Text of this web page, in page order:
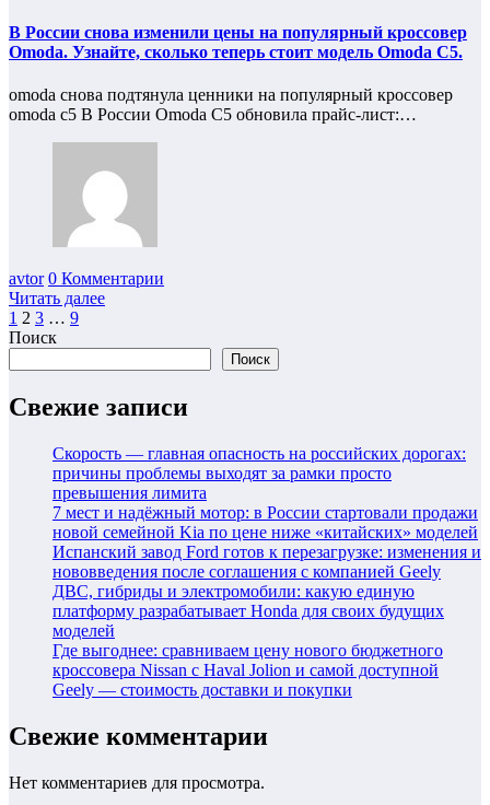
В России снова изменили цены на популярный кроссовер
Omoda. Узнайте, сколько теперь стоит модель Omoda C5.
omoda снова подтянула ценники на популярный кроссовер
omoda c5 В России Omoda C5 обновила прайс-лист:…
avtor 0 Комментарии
Читать далее
Пагинация
записей
1 2 3 … 9
Поиск
Поиск
Свежие записи
Скорость — главная опасность на российских дорогах:
причины проблемы выходят за рамки просто
превышения лимита
7 мест и надёжный мотор: в России стартовали продажи
новой семейной Kia по цене ниже «китайских» моделей
Испанский завод Ford готов к перезагрузке: изменения и
нововведения после соглашения с компанией Geely
ДВС, гибриды и электромобили: какую единую
платформу разрабатывает Honda для своих будущих
моделей
Где выгоднее: сравниваем цену нового бюджетного
кроссовера Nissan с Haval Jolion и самой доступной
Geely — стоимость доставки и покупки
Свежие комментарии
Нет комментариев для просмотра.